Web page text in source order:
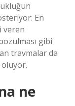
En
veren
gibi
travmalar da
ne